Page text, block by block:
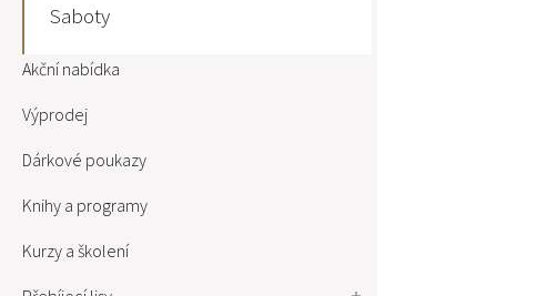
Saboty
Akční nabídka
Výprodej
Dárkové poukazy
Knihy a programy
Kurzy a školení